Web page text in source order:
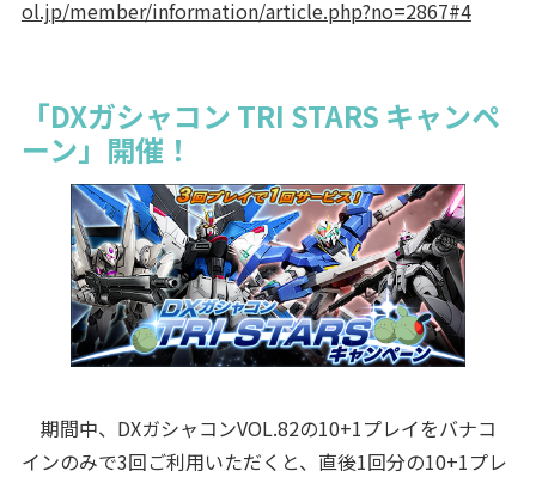
ol.jp/member/information/article.php?no=2867#4
「DXガシャコン TRI STARS キャンペ
ーン」開催！
期間中、DXガシャコンVOL.82の10+1プレイをバナコ
インのみで3回ご利用いただくと、直後1回分の10+1プレ